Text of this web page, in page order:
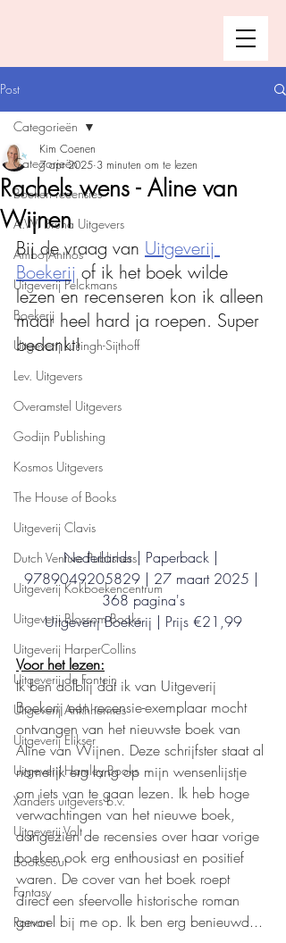
Post
Categorieën
Boeken recensies
A.W. Bruna Uitgevers
Ambo|Anthos
Uitgeverij Pelckmans
Boekerij
Uitgeverij Luitingh-Sijthoff
Lev. Uitgevers
Overamstel Uitgevers
Godijn Publishing
Kosmos Uitgevers
The House of Books
Uitgeverij Clavis
Dutch Venture Publishers
Uitgeverij Kokboekencentrum
Uitgeverij Blossom Books
Uitgeverij HarperCollins
Uitgeverij de Fontein
Uitgeverij Ankhhermes
Uitgeverij Elikser
Uitgeverij Hamley Books
Xanders uitgevers b.v.
Uitgeverij Volt
Bookscout
Fantasy
Roman
Categorieën
Rachels wens - Aline van
Wijnen
Kim Coenen
7 apr 2025 3 minuten om te lezen
Bij de vraag van Uitgeverij
Boekerij of ik het boek wilde
lezen en recenseren kon ik alleen
maar heel hard ja roepen. Super
bedankt!
Nederlands | Paperback |
9789049205829 | 27 maart 2025 |
368 pagina's
Uitgeverij Boekerij | Prijs €21,99
Voor het lezen:
Ik ben dolblij dat ik van Uitgeverij
Boekerij een recensie-exemplaar mocht
ontvangen van het nieuwste boek van
Aline van Wijnen. Deze schrijfster staat al
namelijk erg lang op mijn wensenlijstje
om iets van te gaan lezen. Ik heb hoge
verwachtingen van het nieuwe boek,
aangezien de recensies over haar vorige
boeken ook erg enthousiast en positief
waren. De cover van het boek roept
direct een sfeervolle historische roman
gevoel bij me op. Ik ben erg benieuwd...